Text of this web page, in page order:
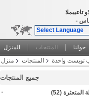
الفنى
-
Select Language
المنزل المنتجات حولنا
منزل
المنتجات تويست واحدة
جميع المنتجات
المتعثرة (52)